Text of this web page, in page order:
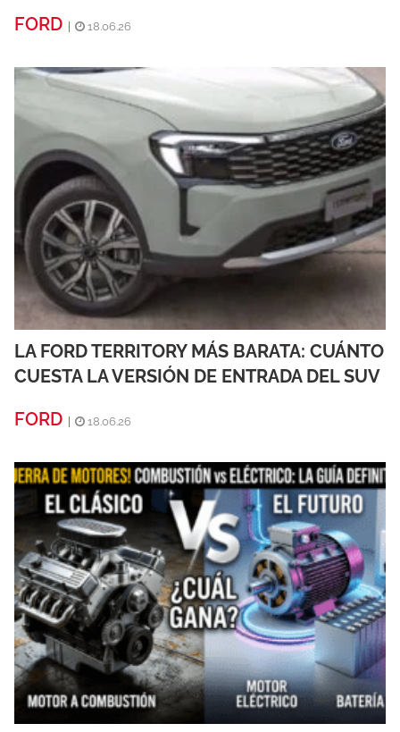
FORD
18.06.26
LA FORD TERRITORY MÁS BARATA: CUÁNTO
CUESTA LA VERSIÓN DE ENTRADA DEL SUV
FORD | 18.06.26